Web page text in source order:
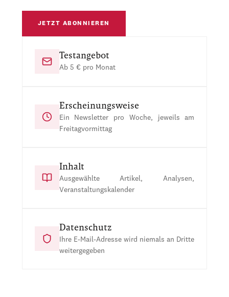
JETZT ABONNIEREN
Testangebot
Ab 5 € pro Monat
Erscheinungsweise
Ein Newsletter pro Woche, jeweils am
Freitagvormittag
Inhalt
Ausgewählte Artikel, Analysen,
Veranstaltungskalender
Datenschutz
Ihre E-Mail-Adresse wird niemals an Dritte
weitergegeben